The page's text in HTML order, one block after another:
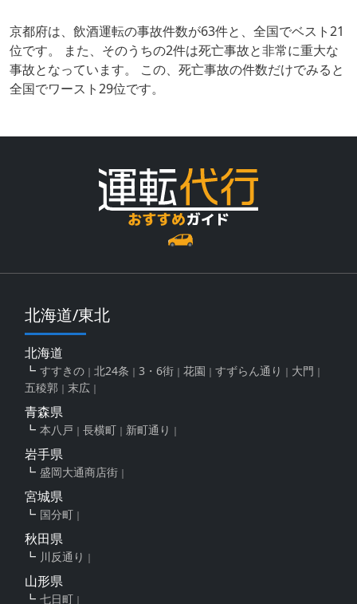
京都府は、飲酒運転の事故件数が63件と、全国でベスト21
位です。 また、そのうちの2件は死亡事故と非常に重大な
事故となっています。 この、死亡事故の件数だけでみると
全国でワースト29位です。
北海道/東北
北海道
すすきの 北24条 3・6街 花園 すずらん通り
大門
五稜郭
末広
青森県
本八戸 長横町 新町通り
岩手県
盛岡大通商店街
宮城県
国分町
秋田県
川反通り
山形県
七日町